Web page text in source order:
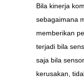
Bila kinerja
sebagaimana
memberikan
terjadi bila
saja bila
kerusakan,